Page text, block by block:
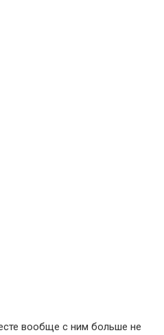
вообще с ним больше не